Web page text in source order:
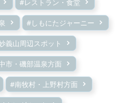
#レストラン・食堂
#しもにたジャーニー
義山周辺スポット
市・磯部温泉方面
#南牧村・上野村方面